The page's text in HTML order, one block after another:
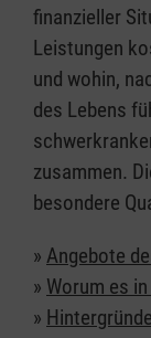
finanzieller
Leistungen
und wohin,
des Lebens
zusammen.
besondere
» Angebote
» Worum es
»